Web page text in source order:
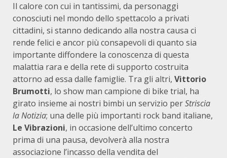
Il calore con cui in tantissimi, da personaggi
conosciuti nel mondo dello spettacolo a privati
cittadini, si stanno dedicando alla nostra causa ci
rende felici e ancor più consapevoli di quanto sia
importante diffondere la conoscenza di questa
malattia rara e della rete di supporto costruita
attorno ad essa dalle famiglie. Tra gli altri, Vittorio
Brumotti, lo show man campione di bike trial, ha
girato insieme ai nostri bimbi un servizio perStriscia
la Notizia; una delle più importanti rock band italiane,
Le Vibrazioni, in occasione dell’ultimo concerto
prima di una pausa, devolverà alla nostra
associazione l’incasso della vendita del